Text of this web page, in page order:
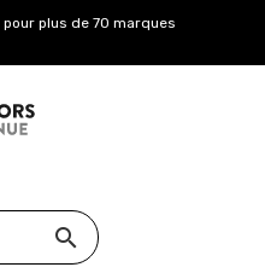
pour plus de 70 marques
